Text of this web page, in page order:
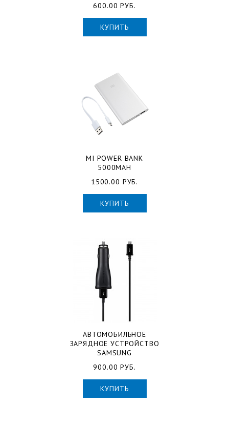
600.00 РУБ.
КУПИТЬ
MI POWER BANK
5000MAH
1500.00 РУБ.
КУПИТЬ
АВТОМОБИЛЬНОЕ
ЗАРЯДНОЕ УСТРОЙСТВО
SAMSUNG
900.00 РУБ.
КУПИТЬ